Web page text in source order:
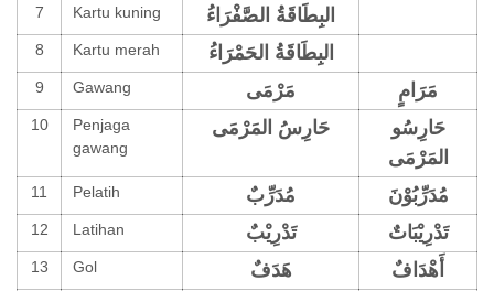
7 Kartu kuning البِطَاقَةُ الصَّفْرَاءُ
8 Kartu merah البِطَاقَةُ الحَمْرَاءُ
9 Gawang مَرْمَى مَرَامٍ
10
Penjaga
gawang
حَارِسُ المَرْمَى
حَارِسُو
المَرْمَى
11 Pelatih مُدَرِّبٌ مُدَرِّبُوْنَ
12 Latihan تَدْرِيْبٌ تَدْرِيْبَاتٌ
13 Gol هَدَفٌ أَهْدَافٌ